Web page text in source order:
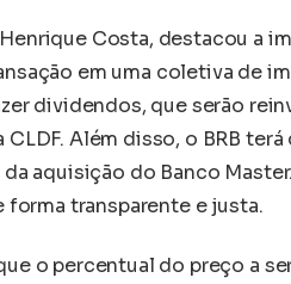
Costa, destacou a
em uma coletiva de
dividendos, que serão
Além disso, o BRB
aquisição do Banco
forma transparente e justa.
o percentual do preço a